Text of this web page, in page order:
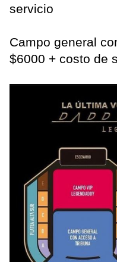
servicio
Campo general
$6000 + costo de